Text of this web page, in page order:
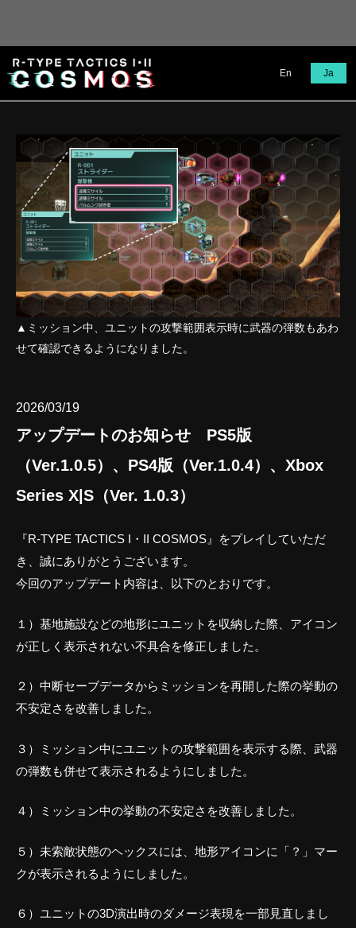
En Ja
▲ミッション中、ユニットの攻撃範囲表示時に武器の弾数もあわ
せて確認できるようになりました。
2026/03/19
アップデートのお知らせ PS5版
（Ver.1.0.5）、PS4版（Ver.1.0.4）、Xbox
Series X|S（Ver. 1.0.3）
『R-TYPE TACTICS I・II COSMOS』をプレイしていただ
き、誠にありがとうございます。
今回のアップデート内容は、以下のとおりです。
１）基地施設などの地形にユニットを収納した際、アイコン
が正しく表示されない不具合を修正しました。
２）中断セーブデータからミッションを再開した際の挙動の
不安定さを改善しました。
３）ミッション中にユニットの攻撃範囲を表示する際、武器
の弾数も併せて表示されるようにしました。
４）ミッション中の挙動の不安定さを改善しました。
５）未索敵状態のヘックスには、地形アイコンに「？」マー
クが表示されるようにしました。
６）ユニットの3D演出時のダメージ表現を一部見直しまし